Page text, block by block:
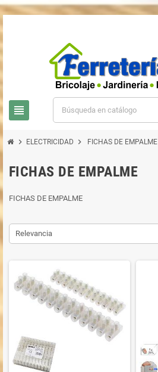
view_headline
chevron_right ELECTRICIDAD chevron_right FICHAS DE EMPALME
FICHAS DE EMPALME
FICHAS DE EMPALME
Relevancia